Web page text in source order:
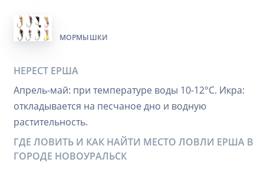
МОРМЫШКИ
НЕРЕСТ ЕРША
Апрель-май: при температуре воды 10-12°C. Икра:
откладывается на песчаное дно и водную
растительность.
ГДЕ ЛОВИТЬ И КАК НАЙТИ МЕСТО ЛОВЛИ ЕРША В
ГОРОДЕ НОВОУРАЛЬСК